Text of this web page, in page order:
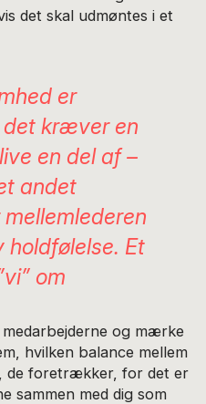
det skal udmøntes i et
er
kræver en
en del af –
andet
holdfølelse. Et
om
og mærke
hvilken balance mellem
de foretrækker, for det er
sammen med dig som